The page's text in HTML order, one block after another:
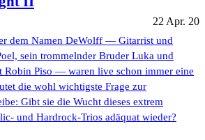
22 Apr. 20
dem Namen DeWolff — Gitarrist und
sein trommelnder Bruder Luka und
Robin Piso — waren live schon immer eine
die wohl wichtigste Frage zur
Gibt sie die Wucht dieses extrem
und Hardrock-Trios adäquat wieder?